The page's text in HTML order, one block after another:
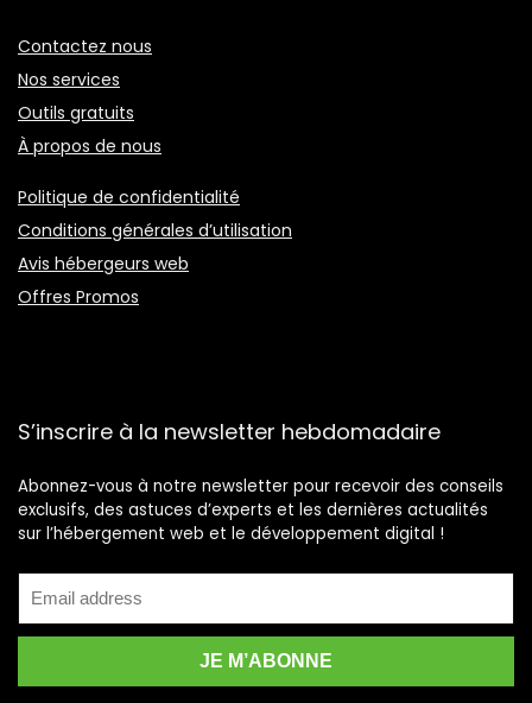
Contactez nous
Nos services
Outils gratuits
À propos de nous
Politique de confidentialité
Conditions générales d’utilisation
Avis hébergeurs web
Offres Promos
S’inscrire à la newsletter hebdomadaire
Abonnez-vous à notre newsletter pour recevoir des conseils
exclusifs, des astuces d’experts et les dernières actualités
sur l’hébergement web et le développement digital !